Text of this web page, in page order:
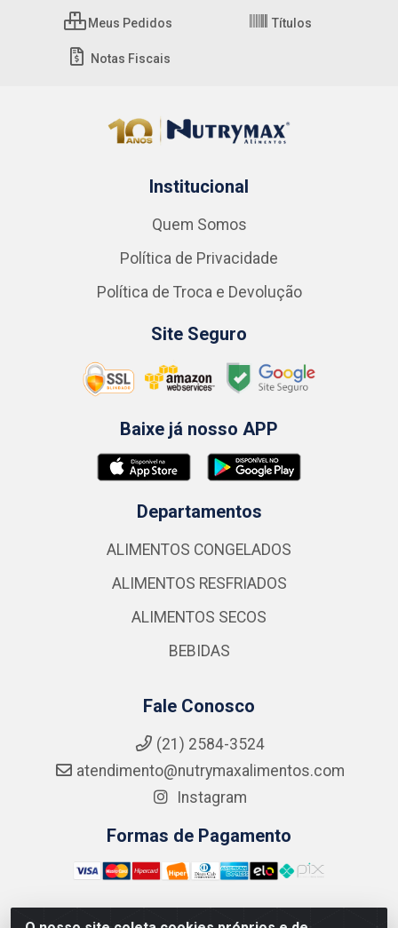
Meus Pedidos Títulos
Notas Fiscais
Institucional
Quem Somos
Política de Privacidade
Política de Troca e Devolução
Site Seguro
Baixe já nosso APP
Departamentos
ALIMENTOS CONGELADOS
ALIMENTOS RESFRIADOS
ALIMENTOS SECOS
BEBIDAS
Fale Conosco
(21) 2584-3524
atendimento@nutrymaxalimentos.com
Instagram
Formas de Pagamento